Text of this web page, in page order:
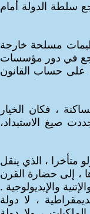
سلطة الدولة أمام
مسلحة خارجة
في دور مؤسسات
على حساب القانون
، فكان الخيار
صيغ الاستبداد،
متأخرا ، الذي ينقل
، إلى حضارة القرن
والإيديولوجية .
، لا دولة